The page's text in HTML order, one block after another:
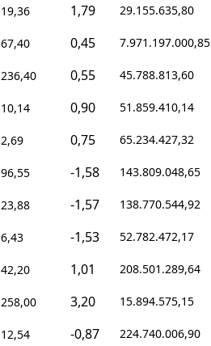
Kütahya
Malatya
Manisa
19,36 1,79 29.155.635,80
67,40 0,45 7.971.197.000,85
236,40 0,55 45.788.813,60
10,14 0,90 51.859.410,14
2,69 0,75 65.234.427,32
96,55 -1,58 143.809.048,65
23,88 -1,57 138.770.544,92
6,43 -1,53 52.782.472,17
42,20 1,01 208.501.289,64
258,00 3,20 15.894.575,15
12,54 -0,87 224.740.006,90